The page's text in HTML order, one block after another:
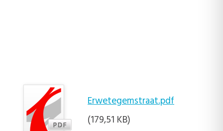
Erwetegemstraat.pdf
(179,51 KB)